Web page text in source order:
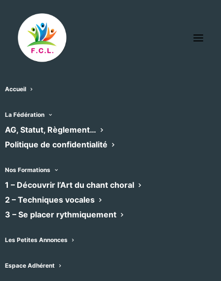
Accueil
La Fédération
AG, Statut, Règlement…
Politique de confidentialité
Nos Formations
1 – Découvrir l’Art du chant choral
2 – Techniques vocales
3 – Se placer rythmiquement
Les Petites Annonces
Espace Adhérent